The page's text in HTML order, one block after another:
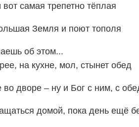
вот самая трепетно тёплая
Земля и поют тополя
об этом...
на кухне, мол, стынет обед
во дворе – ну и Бог с ним, с
домой, пока день ещё